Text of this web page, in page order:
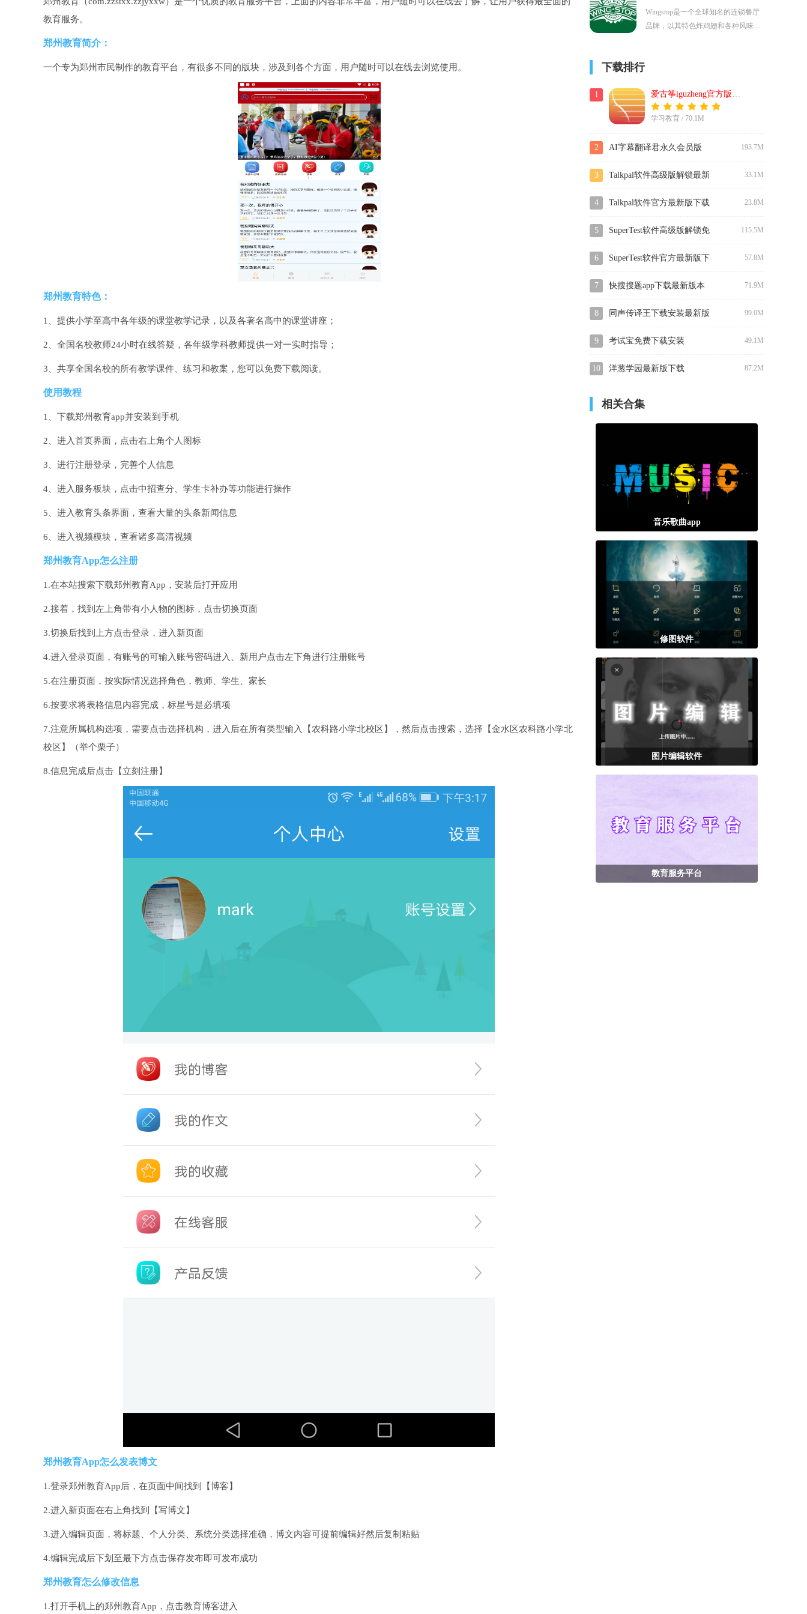
教育服务。
郑州教育简介：
一个专为郑州市民制作的教育平台，有很多不同的版块，涉及到各个方面，用户随时可以在线去浏览使用。
郑州教育特色：
1、提供小学至高中各年级的课堂教学记录，以及各著名高中的课堂讲座；
2、全国名校教师24小时在线答疑，各年级学科教师提供一对一实时指导；
3、共享全国名校的所有教学课件、练习和教案，您可以免费下载阅读。
使用教程
1、下载郑州教育app并安装到手机
2、进入首页界面，点击右上角个人图标
3、进行注册登录，完善个人信息
4、进入服务板块，点击中招查分、学生卡补办等功能进行操作
5、进入教育头条界面，查看大量的头条新闻信息
6、进入视频模块，查看诸多高清视频
郑州教育App怎么注册
1.在本站搜索下载郑州教育App，安装后打开应用
2.接着，找到左上角带有小人物的图标，点击切换页面
3.切换后找到上方点击登录，进入新页面
4.进入登录页面，有账号的可输入账号密码进入、新用户点击左下角进行注册账号
5.在注册页面，按实际情况选择角色，教师、学生、家长
6.按要求将表格信息内容完成，标星号是必填项
7.注意所属机构选项，需要点击选择机构，进入后在所有类型输入【农科路小学北校区】，然后点击搜索，选择【金水区农科路小学北
校区】（举个栗子）
8.信息完成后点击【立刻注册】
郑州教育App怎么发表博文
1.登录郑州教育App后，在页面中间找到【博客】
2.进入新页面在右上角找到【写博文】
3.进入编辑页面，将标题、个人分类、系统分类选择准确，博文内容可提前编辑好然后复制粘贴
4.编辑完成后下划至最下方点击保存发布即可发布成功
郑州教育怎么修改信息
1.打开手机上的郑州教育App，点击教育博客进入
求。
Wingstop是一个全球知名的连锁餐厅
品牌，以其特色炸鸡翅和各种风味酱
捷、快速的用餐体验，无需亲自前往
餐厅排队等候。
下载排行
1 爱古筝iguzheng官方版2024最新下载
学习教育 / 70.1M
2 AI字幕翻译君永久会员版 193.7M
3 Talkpal软件高级版解锁最新
版下载
33.1M
4 Talkpal软件官方最新版下载 23.8M
5 SuperTest软件高级版解锁免
费下载
115.5M
6 SuperTest软件官方最新版下
载
57.8M
7 快搜搜题app下载最新版本 71.9M
8 同声传译王下载安装最新版
本
99.0M
9 考试宝免费下载安装 49.1M
10 洋葱学园最新版下载 87.2M
相关合集
音乐歌曲app
修图软件
图片编辑软件
教育服务平台